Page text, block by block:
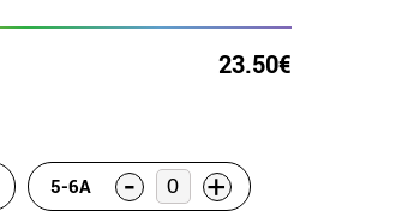
23.50€
5-6A - +